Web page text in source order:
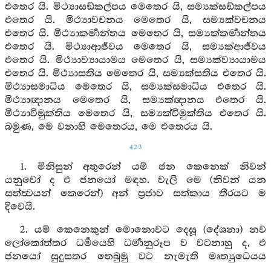
එතෙර යි. මිථ්‍යාසඞ්කල්පය මෙතෙර යි, සම්‍යක්සඞ්කල්පය
එතෙර යි. මිථ්‍යාවචනය මෙතෙර යි, සම්‍යක්වචනය
එතෙර යි. මිථ්‍යාකර්‍මාන්තය මෙතෙර යි, සම්‍යක්කර්‍මාන්තය
එතෙර යි. මිථ්‍යාආජීවය මෙතෙර යි, සම්‍යක්ආජීවය
එතෙර යි. මිථ්‍යාව්‍යායාමය මෙතෙර යි, සම්‍යක්ව්‍යායාමය
එතෙර යි. මිථ්‍යාසතිය මෙතෙර යි, සම්‍යක්සතිය එතෙර යි.
මිථ්‍යාසමාධිය මෙතෙර යි, සම්‍යක්සමාධිය එතෙර යි.
මිථ්‍යාඥානය මෙතෙර යි, සම්‍යක්ඥානය එතෙර යි.
මිථ්‍යාවිමුක්තිය මෙතෙර යි, සම්‍යක්විමුක්තිය එතෙර යි.
බමුණ, මෙ වනාහි මෙතෙරය, මෙ එතෙරය යි.
423
1. මිනිසුන් අතුරෙන් යම් ජන කෙනෙක් නිවන්
යනුවෝ ද එ ජනයෝ මඳහ. වැලි මෙ (නිවන් යන
සත්ත්‍වයන් කෙරෙන්) අන් ප්‍රජාව සත්කාය තීරයට ම
දිවෙයි.
2. යම් කෙනෙකුන් මොනොවට දෙසූ (දේශනා) නව
ලෝකෝත්තර ධර්‍මයෙහි ධර්‍මානුරූප ව වටනාහු ද, එ
ජනයෝ සුදුසතර තෙබුමු වට නැමැති මෘත්‍යුධෙයය